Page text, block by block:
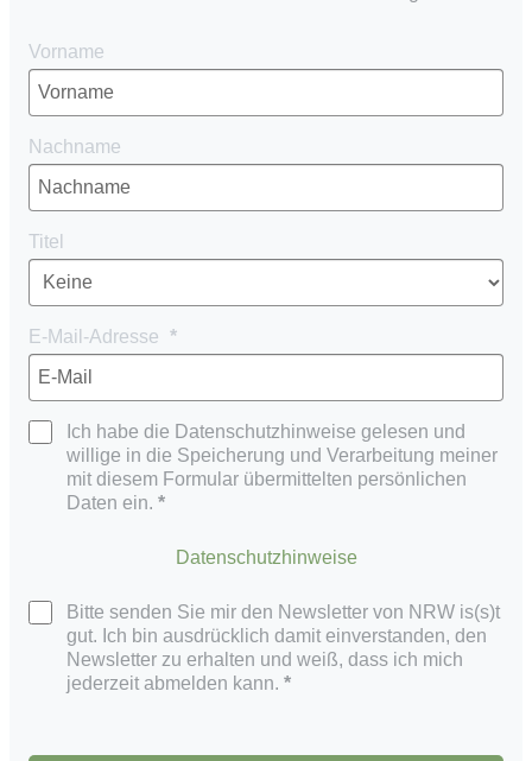
Vorname
Nachname
Titel
E-Mail-Adresse
Ich habe die Datenschutzhinweise gelesen und
willige in die Speicherung und Verarbeitung meiner
mit diesem Formular übermittelten persönlichen
Daten ein.
Datenschutzhinweise
Bitte senden Sie mir den Newsletter von NRW is(s)t
gut. Ich bin ausdrücklich damit einverstanden, den
Newsletter zu erhalten und weiß, dass ich mich
jederzeit abmelden kann.